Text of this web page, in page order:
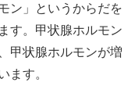
ン」というからだを
す。甲状腺ホルモン
甲状腺ホルモンが増
ます。